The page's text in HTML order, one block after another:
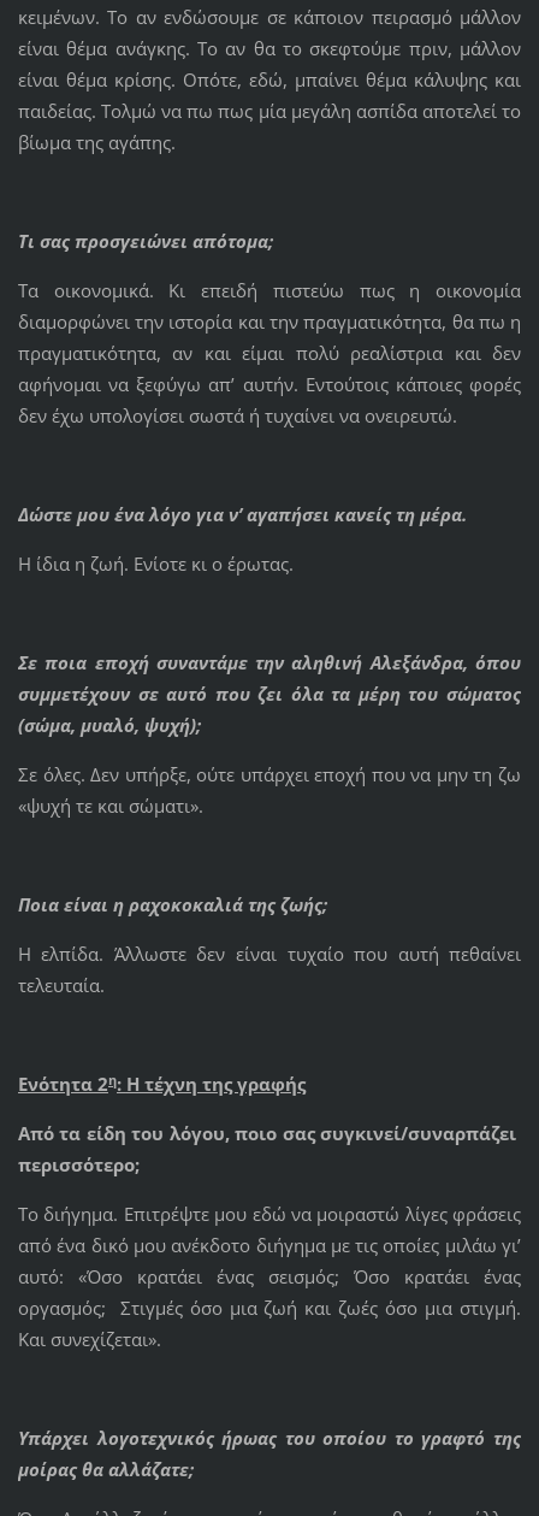
κειμένων. Το αν ενδώσουμε σε κάποιον πειρασμό μάλλον
είναι θέμα ανάγκης. Το αν θα το σκεφτούμε πριν, μάλλον
είναι θέμα κρίσης. Οπότε, εδώ, μπαίνει θέμα κάλυψης και
παιδείας. Τολμώ να πω πως μία μεγάλη ασπίδα αποτελεί το
βίωμα της αγάπης.
Τι σας προσγειώνει απότομα;
Τα οικονομικά. Κι επειδή πιστεύω πως η οικονομία
διαμορφώνει την ιστορία και την πραγματικότητα, θα πω η
πραγματικότητα, αν και είμαι πολύ ρεαλίστρια και δεν
αφήνομαι να ξεφύγω απ’ αυτήν. Εντούτοις κάποιες φορές
δεν έχω υπολογίσει σωστά ή τυχαίνει να ονειρευτώ.
Δώστε μου ένα λόγο για ν’ αγαπήσει κανείς τη μέρα.
Η ίδια η ζωή. Ενίοτε κι ο έρωτας.
Σε ποια εποχή συναντάμε την αληθινή Αλεξάνδρα, όπου
συμμετέχουν σε αυτό που ζει όλα τα μέρη του σώματος
(σώμα, μυαλό, ψυχή);
Σε όλες. Δεν υπήρξε, ούτε υπάρχει εποχή που να μην τη ζω
«ψυχή τε και σώματι».
Ποια είναι η ραχοκοκαλιά της ζωής;
Η ελπίδα. Άλλωστε δεν είναι τυχαίο που αυτή πεθαίνει
τελευταία.
Ενότητα 2η: H τέχνη της γραφής
Από τα είδη του λόγου, ποιο σας συγκινεί/συναρπάζει
περισσότερο;
Το διήγημα. Επιτρέψτε μου εδώ να μοιραστώ λίγες φράσεις
από ένα δικό μου ανέκδοτο διήγημα με τις οποίες μιλάω γι’
αυτό: «Όσο κρατάει ένας σεισμός; Όσο κρατάει ένας
οργασμός; Στιγμές όσο μια ζωή και ζωές όσο μια στιγμή.
Και συνεχίζεται».
Υπάρχει λογοτεχνικός ήρωας του οποίου το γραφτό της
μοίρας θα αλλάζατε;